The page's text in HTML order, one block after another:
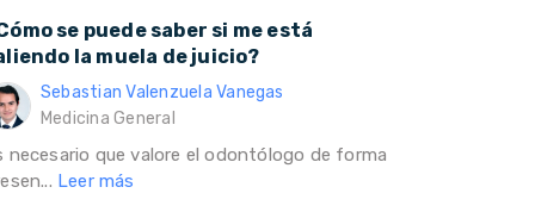
se puede saber si me está
la muela de juicio?
Sebastian Valenzuela Vanegas
Medicina General
necesario que valore el odontólogo de forma
Leer más